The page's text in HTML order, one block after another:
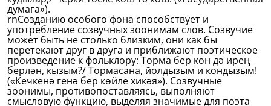
думага»).
rnСозданию особого фона способствует и
употребление созвучных зоонимам слов. Созвучие
может быть не столько близким, они как бы
перетекают друг в друга и приближают поэтическое
произведение к фольклору: Торма бер көн дә ирең
берлән, кызым?/ Тормасана, йолдызым и кондызым!
(«Кечкенә генә бер көйле хикәя»). Созвучные
зоонимы, противопоставляясь, выполняют
смысловую функцию, выделяя значимые для поэта